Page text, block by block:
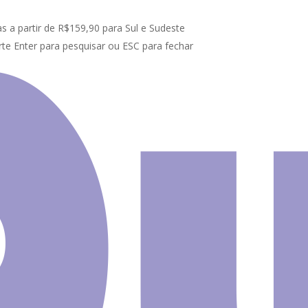
a partir de R$159,90 para Sul e Sudeste
Enter para pesquisar ou ESC para fechar
Adesivo Infantil Faixa Border Céu Nuvens Arco-Íris B52